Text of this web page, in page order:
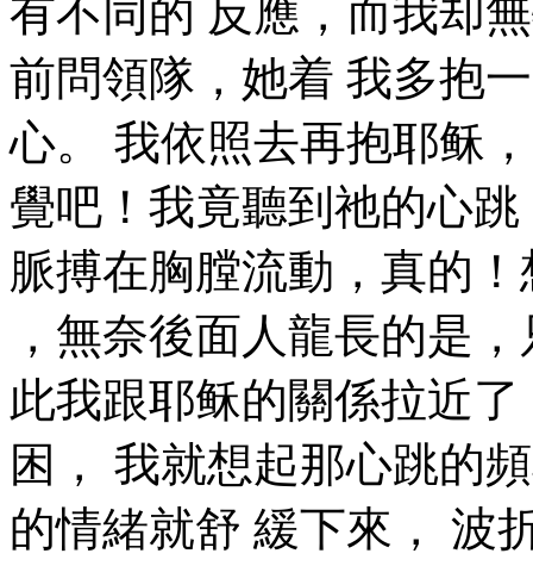
有不同的 反應，而我却
前問領隊，她着 我多抱
心。 我依照去再抱耶稣
覺吧！我竟聽到祂的心
脈搏在胸膛流動，真的
，無奈後面人龍長的是
此我跟耶稣的關係拉近
困， 我就想起那心跳的
的情緒就舒 緩下來， 波